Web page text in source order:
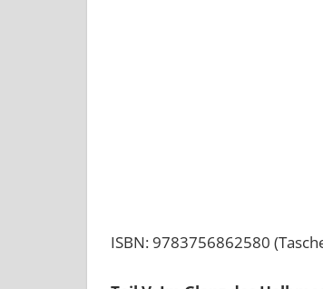
ISBN: 9783756862580